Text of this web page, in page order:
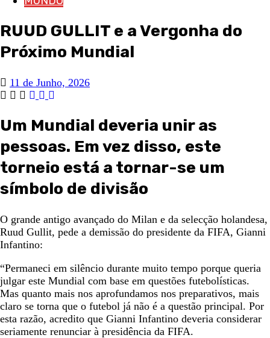
RUUD GULLIT e a Vergonha do
Próximo Mundial
11 de Junho, 2026
Um Mundial deveria unir as
pessoas. Em vez disso, este
torneio está a tornar-se um
símbolo de divisão
O grande antigo avançado do Milan e da selecção holandesa,
Ruud Gullit, pede a demissão do presidente da FIFA, Gianni
Infantino:
“Permaneci em silêncio durante muito tempo porque queria
julgar este Mundial com base em questões futebolísticas.
Mas quanto mais nos aprofundamos nos preparativos, mais
claro se torna que o futebol já não é a questão principal. Por
esta razão, acredito que Gianni Infantino deveria considerar
seriamente renunciar à presidência da FIFA.